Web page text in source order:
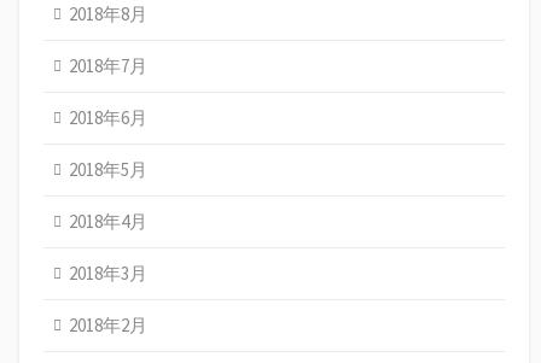
2018年8月
2018年7月
2018年6月
2018年5月
2018年4月
2018年3月
2018年2月